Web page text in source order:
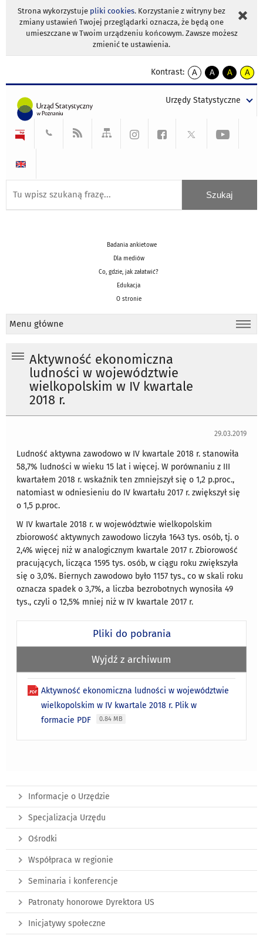
Strona wykorzystuje pliki cookies. Korzystanie z witryny bez
zmiany ustawień Twojej przeglądarki oznacza, że będą one
umieszczane w Twoim urządzeniu końcowym. Zawsze możesz
zmienić te ustawienia.
Kontrast:
A
kontrast
A
kontrast
tekst
czarnym
A
kontrast
tekst
czarnym
A
tekst
żółtym
Urzędy Statystyczne
Badania ankietowe
Dla mediów
Co, gdzie, jak załatwić?
Edukacja
O stronie
Menu główne
Aktywność ekonomiczna
ludności w województwie
wielkopolskim w IV kwartale
2018 r.
29.03.2019
Ludność aktywna zawodowo w IV kwartale 2018 r. stanowiła
58,7% ludności w wieku 15 lat i więcej. W porównaniu z III
kwartałem 2018 r. wskaźnik ten zmniejszył się o 1,2 p.proc.,
natomiast w odniesieniu do IV kwartału 2017 r. zwiększył się
o 1,5 p.proc.
W IV kwartale 2018 r. w województwie wielkopolskim
zbiorowość aktywnych zawodowo liczyła 1643 tys. osób, tj. o
2,4% więcej niż w analogicznym kwartale 2017 r. Zbiorowość
pracujących, licząca 1595 tys. osób, w ciągu roku zwiększyła
się o 3,0%. Biernych zawodowo było 1157 tys., co w skali roku
oznacza spadek o 3,7%, a liczba bezrobotnych wynosiła 49
tys., czyli o 12,5% mniej niż w IV kwartale 2017 r.
Pliki do pobrania
Wyjdź z archiwum
Aktywność ekonomiczna ludności w województwie
wielkopolskim w IV kwartale 2018 r. Plik w
formacie PDF
0.84 MB
Informacje o Urzędzie
Specjalizacja Urzędu
Ośrodki
Współpraca w regionie
Seminaria i konferencje
Patronaty honorowe Dyrektora US
Inicjatywy społeczne